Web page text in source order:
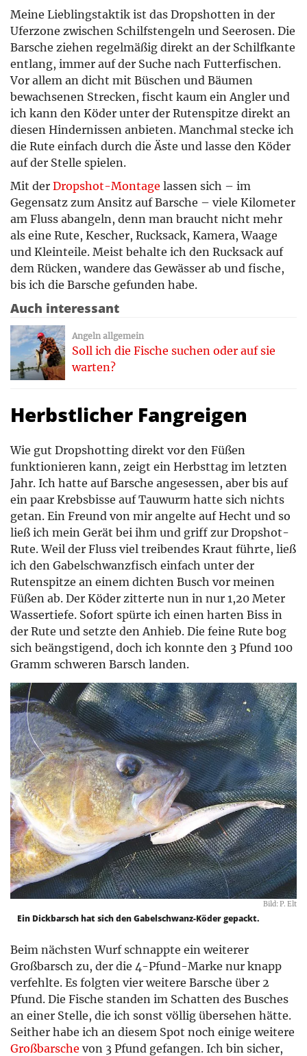
Meine Lieblingstaktik ist das Dropshotten in der
Uferzone zwischen Schilfstengeln und Seerosen. Die
Barsche ziehen regelmäßig direkt an der Schilfkante
entlang, immer auf der Suche nach Futterfischen.
Vor allem an dicht mit Büschen und Bäumen
bewachsenen Strecken, fischt kaum ein Angler und
ich kann den Köder unter der Rutenspitze direkt an
diesen Hindernissen anbieten. Manchmal stecke ich
die Rute einfach durch die Äste und lasse den Köder
auf der Stelle spielen.
Mit der Dropshot-Montage lassen sich – im
Gegensatz zum Ansitz auf Barsche – viele Kilometer
am Fluss abangeln, denn man braucht nicht mehr
als eine Rute, Kescher, Rucksack, Kamera, Waage
und Kleinteile. Meist behalte ich den Rucksack auf
dem Rücken, wandere das Gewässer ab und fische,
bis ich die Barsche gefunden habe.
Auch interessant
Angeln allgemein
Soll ich die Fische suchen oder auf sie
warten?
Herbstlicher Fangreigen
Wie gut Dropshotting direkt vor den Füßen
funktionieren kann, zeigt ein Herbsttag im letzten
Jahr. Ich hatte auf Barsche angesessen, aber bis auf
ein paar Krebsbisse auf Tauwurm hatte sich nichts
getan. Ein Freund von mir angelte auf Hecht und so
ließ ich mein Gerät bei ihm und griff zur Dropshot-
Rute. Weil der Fluss viel treibendes Kraut führte, ließ
ich den Gabelschwanzfisch einfach unter der
Rutenspitze an einem dichten Busch vor meinen
Füßen ab. Der Köder zitterte nun in nur 1,20 Meter
Wassertiefe. Sofort spürte ich einen harten Biss in
der Rute und setzte den Anhieb. Die feine Rute bog
sich beängstigend, doch ich konnte den 3 Pfund 100
Gramm schweren Barsch landen.
Bild: P. Elt
Ein Dickbarsch hat sich den Gabelschwanz-Köder gepackt.
Beim nächsten Wurf schnappte ein weiterer
Großbarsch zu, der die 4-Pfund-Marke nur knapp
verfehlte. Es folgten vier weitere Barsche über 2
Pfund. Die Fische standen im Schatten des Busches
an einer Stelle, die ich sonst völlig übersehen hätte.
Seither habe ich an diesem Spot noch einige weitere
Großbarsche von 3 Pfund gefangen. Ich bin sicher,